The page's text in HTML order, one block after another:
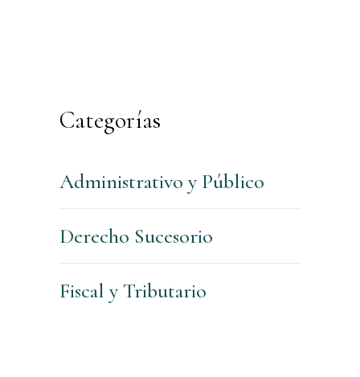
Categorías
Administrativo y Público
Derecho Sucesorio
Fiscal y Tributario